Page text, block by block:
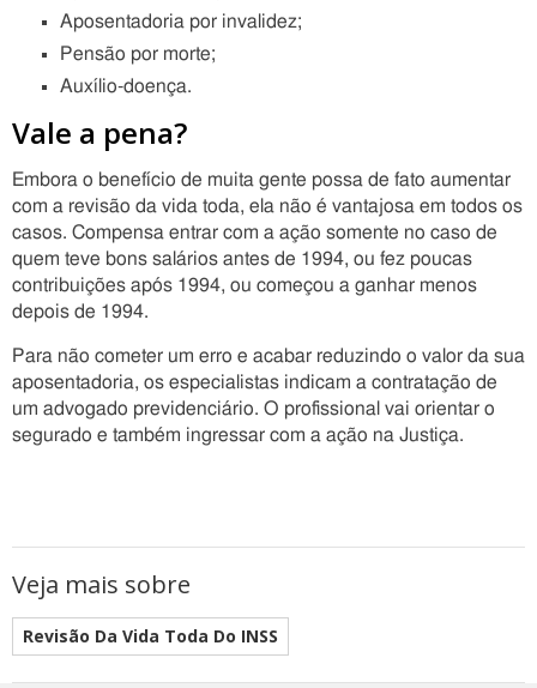
Aposentadoria por invalidez;
Pensão por morte;
Auxílio-doença.
Vale a pena?
Embora o benefício de muita gente possa de fato aumentar
com a revisão da vida toda, ela não é vantajosa em todos os
casos. Compensa entrar com a ação somente no caso de
quem teve bons salários antes de 1994, ou fez poucas
contribuições após 1994, ou começou a ganhar menos
depois de 1994.
Para não cometer um erro e acabar reduzindo o valor da sua
aposentadoria, os especialistas indicam a contratação de
um advogado previdenciário. O profissional vai orientar o
segurado e também ingressar com a ação na Justiça.
Veja mais sobre
Revisão Da Vida Toda Do INSS